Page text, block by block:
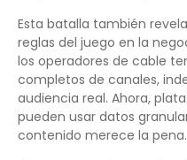
Esta batalla también
reglas del juego en la
los operadores de cable
completos de canales,
audiencia real. Ahora,
pueden usar datos
contenido merece la pena.